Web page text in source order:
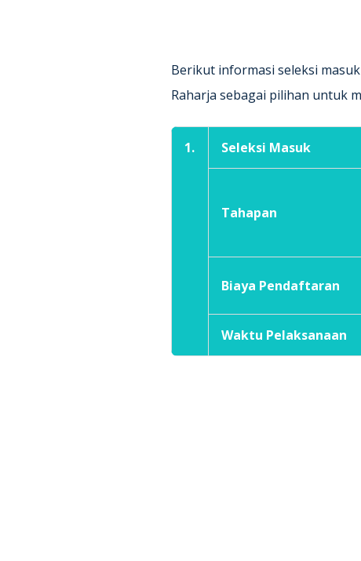
Berikut informasi seleksi
Raharja sebagai pilihan untuk
1. Seleksi Masuk
Tahapan
Biaya Pendaftaran
Waktu Pelaksanaan